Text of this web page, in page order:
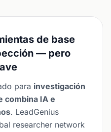
de base
— pero
para investigación
combina IA e
. LeadGenius
researcher network